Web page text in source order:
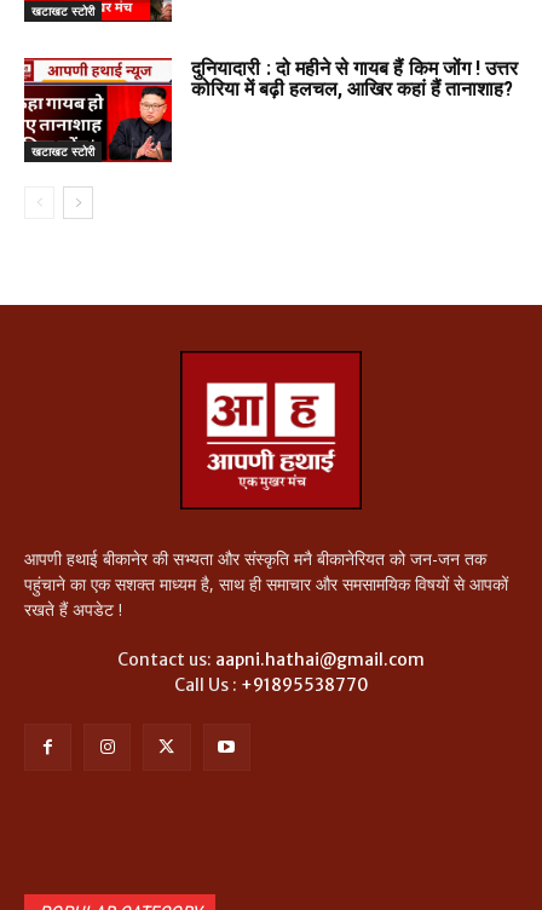
खटाखट स्टोरी
खटाखट स्टोरी
दुनियादारी : दो महीने से गायब हैं किम जोंग ! उत्तर
कोरिया में बढ़ी हलचल, आखिर कहां हैं तानाशाह?
आपणी हथाई बीकानेर की सभ्यता और संस्कृति मनै बीकानेरियत को जन-जन तक
पहुंचाने का एक सशक्त माध्यम है, साथ ही समाचार और समसामयिक विषयों से आपकों
रखते हैं अपडेट !
Contact us: aapni.hathai@gmail.com
Call Us : +91895538770